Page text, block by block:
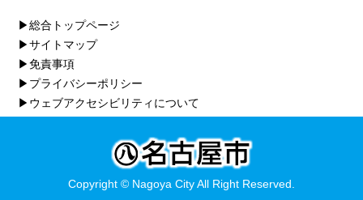
▶総合トップページ
▶サイトマップ
▶免責事項
▶プライバシーポリシー
▶ウェブアクセシビリティについて
Copyright © Nagoya City All Right Reserved.